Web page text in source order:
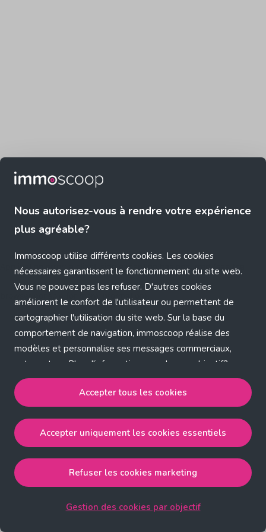
Nous autorisez-vous à rendre votre expérience
plus agréable?
Immoscoop utilise différents cookies. Les cookies
nécessaires garantissent le fonctionnement du site web.
Vous ne pouvez pas les refuser. D'autres cookies
améliorent le confort de l'utilisateur ou permettent de
cartographier l'utilisation du site web. Sur la base du
comportement de navigation, immoscoop réalise des
modèles et personnalise ses messages commerciaux,
entre autres. Plus d'informations sur chaque objectif?
Cliquez sur 'Gestion des cookies par objectif'.
Notre politique de cookies
Accepter tous les cookies
strictement nécessaires, performance, fonctionnalité et
publicité ciblée.
Accepter uniquement les cookies essentielsaccepte
les cookies strictement nécessaires.
Accepter tous les cookies
Accepter uniquement les cookies essentiels
Refuser les cookies marketing
Gestion des cookies par objectif
Application error: a client-side exception has occurred (see the
browser console for more information)